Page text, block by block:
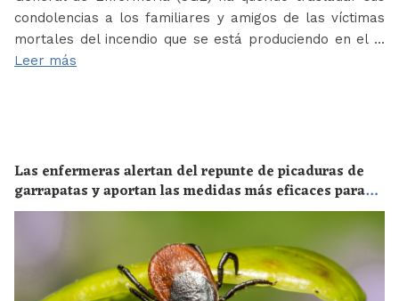
condolencias a los familiares y amigos de las víctimas
mortales del incendio que se está produciendo en el …
Leer más
Las enfermeras alertan del repunte de picaduras de
garrapatas y aportan las medidas más eficaces para
evitar las enfermedades derivadas